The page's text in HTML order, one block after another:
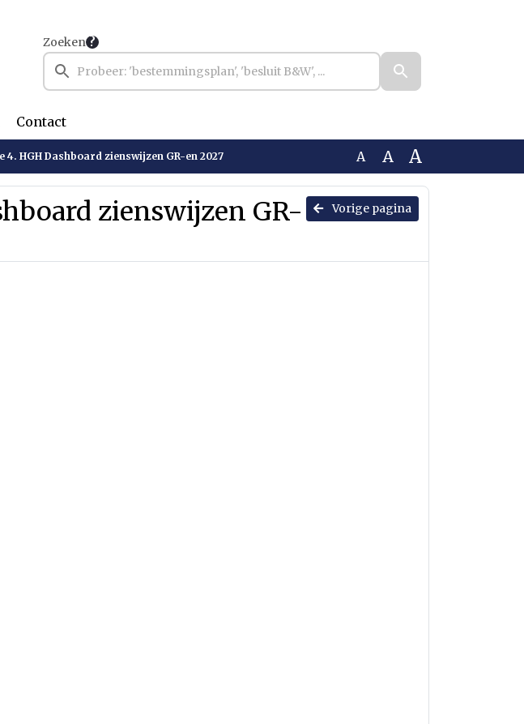
Zoeken
Contact
4. HGH Dashboard zienswijzen GR-en 2027 A A A
Vorige pagina
zienswijzen GR-